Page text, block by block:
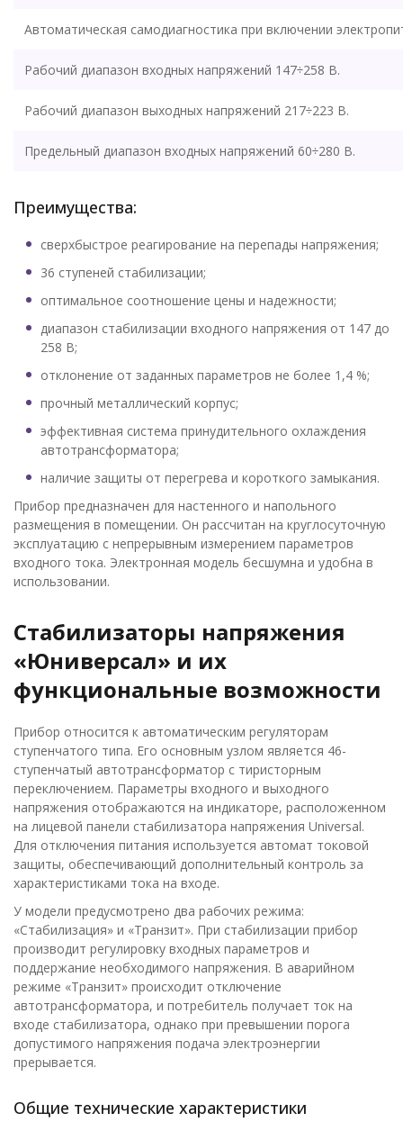
Автоматическая самодиагностика при включении
Рабочий диапазон входных напряжений 147÷258 В.
Рабочий диапазон выходных напряжений 217÷223 В.
Предельный диапазон входных напряжений 60÷280 В.
Преимущества:
сверхбыстрое реагирование на перепады напряжения;
36 ступеней стабилизации;
оптимальное соотношение цены и надежности;
диапазон стабилизации входного напряжения от 147 до
258 В;
отклонение от заданных параметров не более 1,4 %;
прочный металлический корпус;
эффективная система принудительного охлаждения
автотрансформатора;
наличие защиты от перегрева и короткого замыкания.
Прибор предназначен для настенного и напольного
размещения в помещении. Он рассчитан на круглосуточную
эксплуатацию с непрерывным измерением параметров
входного тока. Электронная модель бесшумна и удобна в
использовании.
Стабилизаторы напряжения
«Юниверсал» и их
функциональные возможности
Прибор относится к автоматическим регуляторам
ступенчатого типа. Его основным узлом является 46-
ступенчатый автотрансформатор с тиристорным
переключением. Параметры входного и выходного
напряжения отображаются на индикаторе, расположенном
на лицевой панели стабилизатора напряжения Universal.
Для отключения питания используется автомат токовой
защиты, обеспечивающий дополнительный контроль за
характеристиками тока на входе.
У модели предусмотрено два рабочих режима:
«Стабилизация» и «Транзит». При стабилизации прибор
производит регулировку входных параметров и
поддержание необходимого напряжения. В аварийном
режиме «Транзит» происходит отключение
автотрансформатора, и потребитель получает ток на
входе стабилизатора, однако при превышении порога
допустимого напряжения подача электроэнергии
прерывается.
Общие технические характеристики